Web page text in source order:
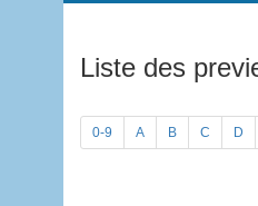
Liste des
0-9 A B C D